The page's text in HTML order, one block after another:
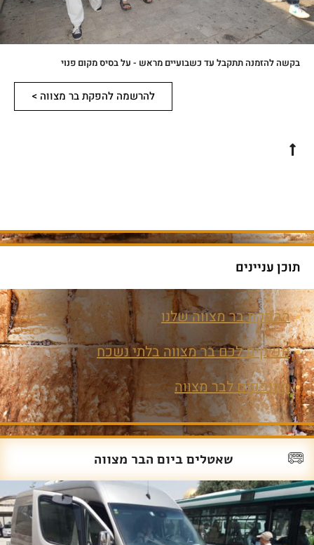
בקשה להזמנה תתקבל עד כשבועיים מראש - על בסיס מקום פנוי
להרשמה להפקת בר מצווה >
תוכן עניינים
ההפקת בר מצווה שלנו
מפיקים לכם בר מצווה בלתי נשכח
מתופפים לבר מצווה
שאטלים ביום הבר מצווה